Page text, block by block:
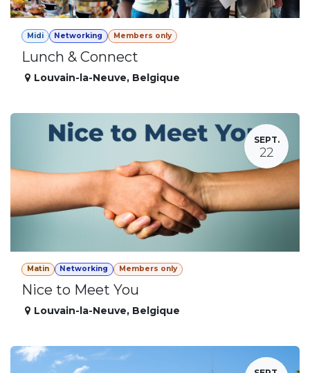
Midi Networking Members only
Lunch & Connect
Louvain-la-Neuve, Belgique
SEPT.
22
Matin Networking Members only
Nice to Meet You
Louvain-la-Neuve, Belgique